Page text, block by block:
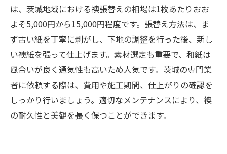
は、茨城地域における襖張替えの相場は1枚あたりおお
よそ5,000円から15,000円程度です。張替え方法は、ま
ず古い紙を丁寧に剥がし、下地の調整を行った後、新し
い襖紙を張って仕上げます。素材選定も重要で、和紙は
風合いが良く通気性も高いため人気です。茨城の専門業
者に依頼する際は、費用や施工期間、仕上がりの確認を
しっかり行いましょう。適切なメンテナンスにより、襖
の耐久性と美観を長く保つことができます。